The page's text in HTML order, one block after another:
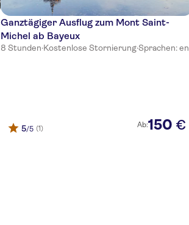
Ganztägiger Ausflug zum Mont Saint-
Michel ab Bayeux
8 Stunden·Kostenlose Stornierung·Sprachen: en
5/5 (1) Ab:150 €